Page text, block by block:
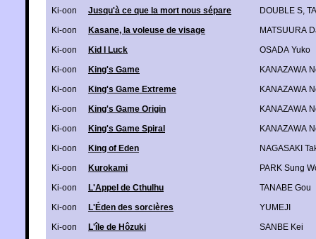
Ki-oon
Jusqu'à ce que la mort nous sépare DOUBLE S,
Ki-oon
Kasane, la voleuse de visage
MATSUURA
Ki-oon
Kid I Luck
OSADA Yuko
Ki-oon
King's Game
KANAZAWA
Ki-oon
King's Game Extreme
KANAZAWA
Ki-oon
King's Game Origin
KANAZAWA
Ki-oon
King's Game Spiral
KANAZAWA
Ki-oon
King of Eden
NAGASAKI
Ki-oon
Kurokami
PARK Sung
Ki-oon
L'Appel de Cthulhu
TANABE Gou
Ki-oon
L'Éden des sorcières
YUMEJI
Ki-oon
L'île de Hôzuki
SANBE Kei